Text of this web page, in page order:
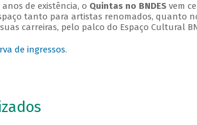
de existência, o Quintas no BNDESvem
tanto para artistas renomados, quanto
carreiras, pelo palco do Espaço Cultural
de ingressos.